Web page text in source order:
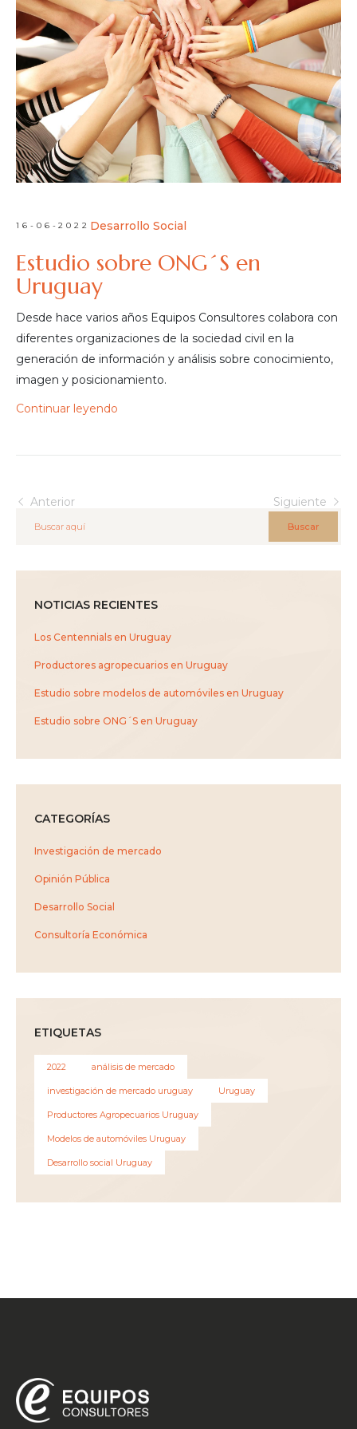
16-06-2022 Desarrollo Social
Estudio sobre ONG´S en
Uruguay
Desde hace varios años Equipos Consultores colabora con
diferentes organizaciones de la sociedad civil en la
generación de información y análisis sobre conocimiento,
imagen y posicionamiento.
Continuar leyendo
Anterior Siguiente
Buscar
NOTICIAS RECIENTES
Los Centennials en Uruguay
Productores agropecuarios en Uruguay
Estudio sobre modelos de automóviles en Uruguay
Estudio sobre ONG´S en Uruguay
CATEGORÍAS
Investigación de mercado
Opinión Pública
Desarrollo Social
Consultoría Económica
ETIQUETAS
2022 análisis de mercado
investigación de mercado uruguay Uruguay
Productores Agropecuarios Uruguay
Modelos de automóviles Uruguay
Desarrollo social Uruguay